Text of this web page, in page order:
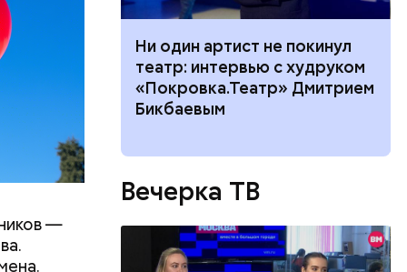
—
риска:
Ни один артист не покинул
театр: интервью с худруком
«Покровка.Театр» Дмитрием
Бикбаевым
Вечерка ТВ